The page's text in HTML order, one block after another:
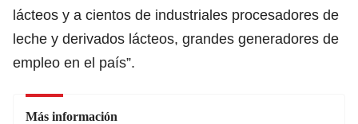
lácteos y a cientos de industriales procesadores de
leche y derivados lácteos, grandes generadores de
empleo en el país”.
Más información